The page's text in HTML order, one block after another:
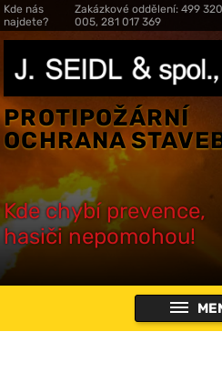
Kde nás
najdete?
Zakázkové oddělení: 499
005, 281 017 369
PROTIPOŽÁRNÍ
OCHRANA
Kde chybí prevence,
hasiči nepomohou!